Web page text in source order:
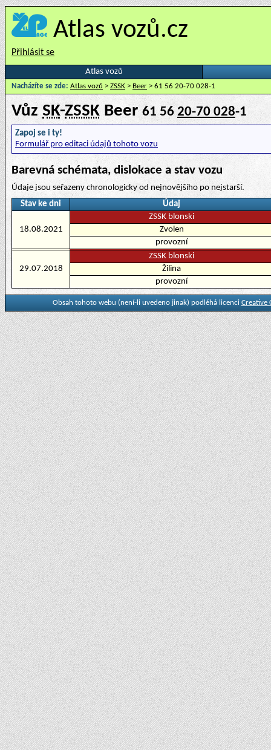
Atlas vozů.cz
Přihlásit se
Atlas vozů
Nacházíte se zde: Atlas vozů > ZSSK > Beer > 61 56 20-70 028-1
VůzSK-ZSSK Beer61 56 20-70 028-1
Zapoj se i ty!
Formulář pro editaci údajů tohoto vozu
Barevná schémata, dislokace a stav vozu
Údaje jsou seřazeny chronologicky od nejnovějšího po nejstarší.
Stav ke dni
Údaj
18.08.2021
ZSSK blonski
Zvolen
provozní
29.07.2018
ZSSK blonski
Žilina
provozní
Obsah tohoto webu (není-li uvedeno jinak) podléhá licenci Creative